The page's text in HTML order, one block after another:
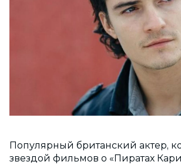
Популярный британский актер,
звездой фильмов о «Пиратах